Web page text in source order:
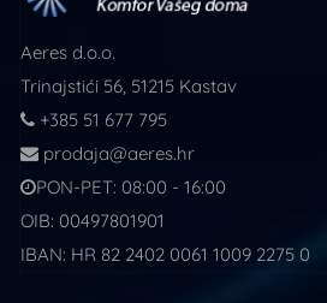
Aeres d.o.o.
Trinajstići 56, 51215 Kastav
+385 51 677 795
prodaja@aeres.hr
PON-PET: 08:00 - 16:00
OIB: 00497801901
IBAN: HR 82 2402 0061 1009 2275 0